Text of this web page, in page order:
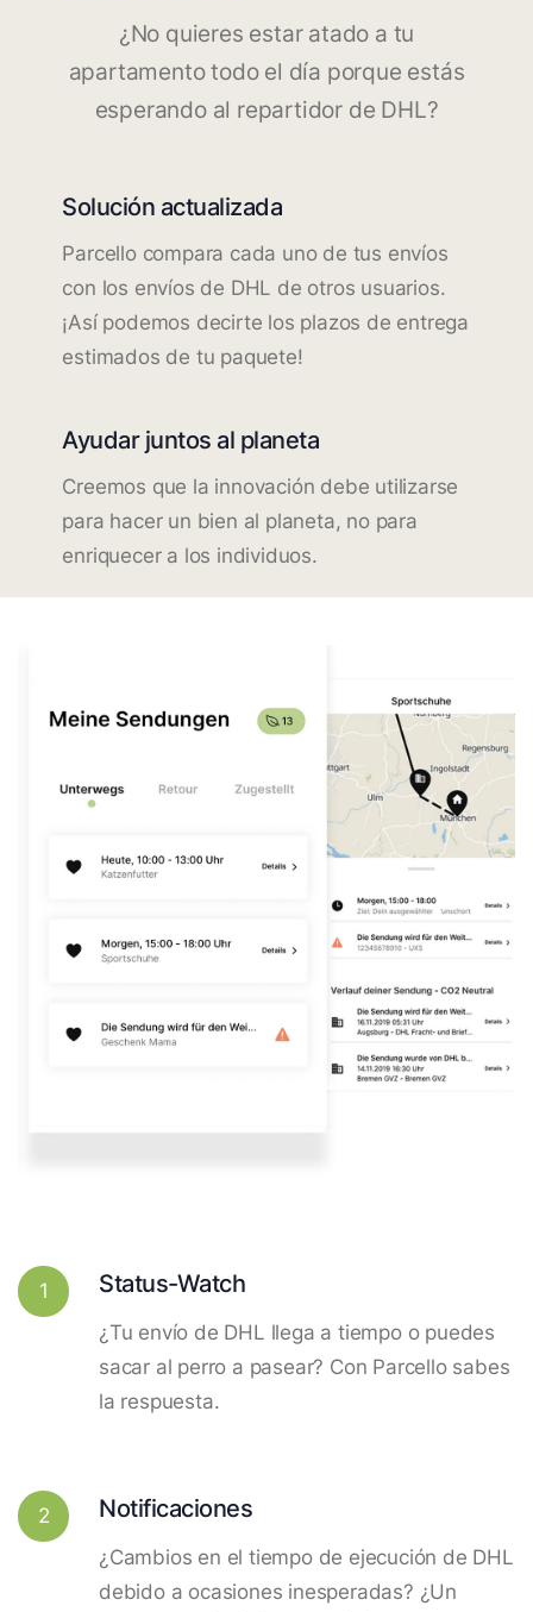
¿No quieres estar atado a tu
apartamento todo el día porque estás
esperando al repartidor de DHL?
Solución actualizada
Parcello compara cada uno de tus envíos
con los envíos de DHL de otros usuarios.
¡Así podemos decirte los plazos de entrega
estimados de tu paquete!
Ayudar juntos al planeta
Creemos que la innovación debe utilizarse
para hacer un bien al planeta, no para
enriquecer a los individuos.
1 Status-Watch
¿Tu envío de DHL llega a tiempo o puedes
sacar al perro a pasear? Con Parcello sabes
la respuesta.
2 Notificaciones
¿Cambios en el tiempo de ejecución de DHL
debido a ocasiones inesperadas? ¿Un